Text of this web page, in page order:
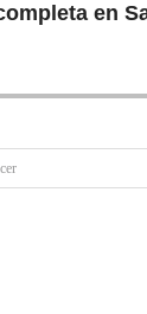
en